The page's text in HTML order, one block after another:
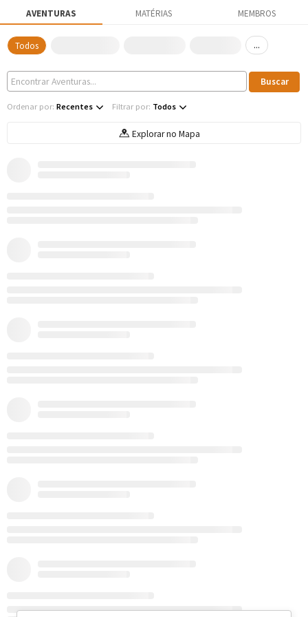
AVENTURAS MATÉRIAS MEMBROS
Todos ...
Ordenar por: Recentes Filtrar por: Todos
Explorar no Mapa